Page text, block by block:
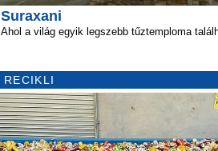
Suraxani
Ahol a világ egyik legszebb tűztemploma
RECIKLI